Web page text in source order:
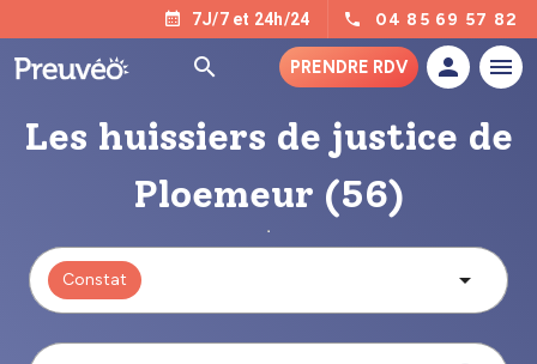
7J/7 et 24h/24 04 85 69 57 82
PRENDRE RDV
Les huissiers de justice de
Ploemeur (56)
Constat